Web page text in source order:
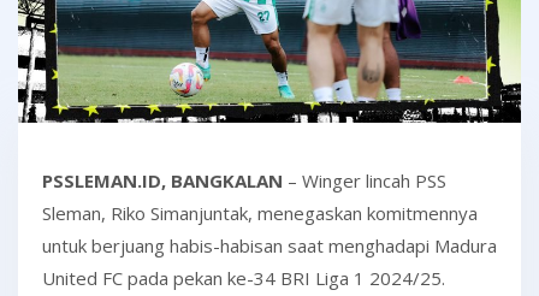
PSSLEMAN.ID, BANGKALAN – Winger lincah PSS
Sleman, Riko Simanjuntak, menegaskan komitmennya
untuk berjuang habis-habisan saat menghadapi Madura
United FC pada pekan ke-34 BRI Liga 1 2024/25.